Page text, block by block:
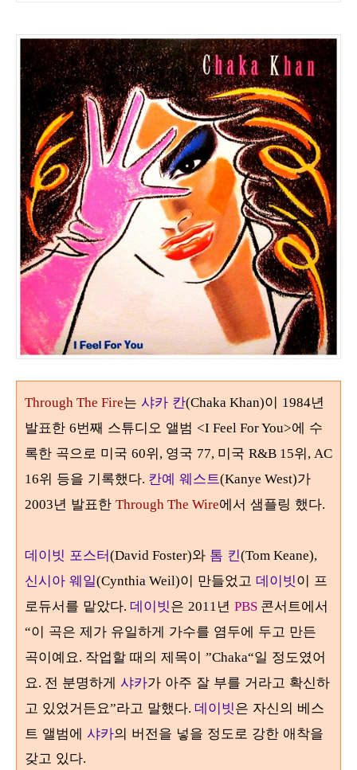
Through The Fire는 샤카 칸(Chaka Khan)이 1984년
발표한 6번째 스튜디오 앨범 <I Feel For You>에 수
록한 곡으로 미국 60위, 영국 77, 미국 R&B 15위, AC
16위 등을 기록했다. 칸예 웨스트(Kanye West)가
2003년 발표한 Through The Wire에서 샘플링 했다.
데이빗 포스터(David Foster)와 톰 킨(Tom Keane),
신시아 웨일(Cynthia Weil)이 만들었고 데이빗이 프
로듀서를 맡았다. 데이빗은 2011년 PBS 콘서트에서
“이 곡은 제가 유일하게 가수를 염두에 두고 만든
곡이예요. 작업할 때의 제목이 ”Chaka“일 정도였어
요. 전 분명하게 샤카가 아주 잘 부를 거라고 확신하
고 있었거든요”라고 말했다. 데이빗은 자신의 베스
트 앨범에 샤카의 버전을 넣을 정도로 강한 애착을
갖고 있다.